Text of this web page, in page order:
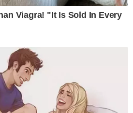
Viagra! "It Is Sold In Every